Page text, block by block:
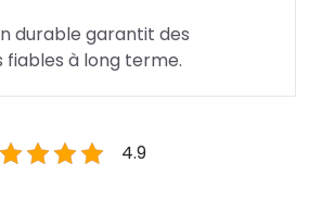
durable garantit des
à long terme.
4.9